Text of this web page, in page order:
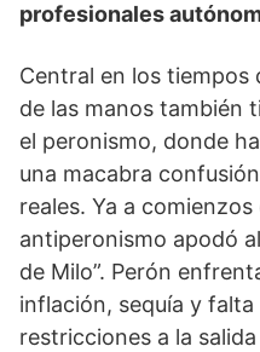
profesionales
Central en los tiempos
de las manos también
el peronismo, donde
una macabra
reales. Ya a
antiperonismo apodó
de Milo”. Perón
inflación, sequía y falta
restricciones a la